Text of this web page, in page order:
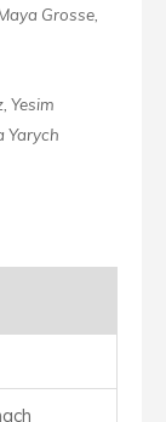
Grosse,
Yesim
Yarych